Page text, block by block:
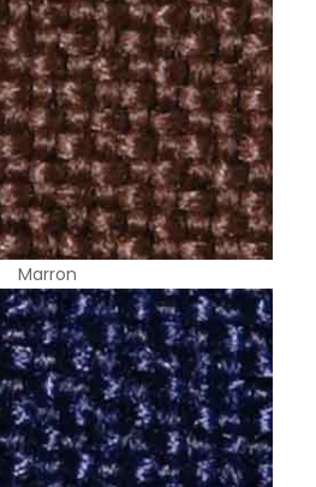
Marron